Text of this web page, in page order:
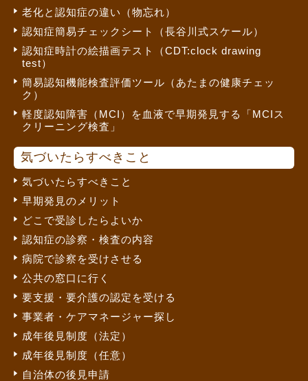
老化と認知症の違い（物忘れ）
認知症簡易チェックシート（長谷川式スケール）
認知症時計の絵描画テスト（CDT:clock drawing
test）
簡易認知機能検査評価ツール（あたまの健康チェッ
ク）
軽度認知障害（MCI）を血液で早期発見する「MCIス
クリーニング検査」
気づいたらすべきこと
気づいたらすべきこと
早期発見のメリット
どこで受診したらよいか
認知症の診察・検査の内容
病院で診察を受けさせる
公共の窓口に行く
要支援・要介護の認定を受ける
事業者・ケアマネージャー探し
成年後見制度（法定）
成年後見制度（任意）
自治体の後見申請